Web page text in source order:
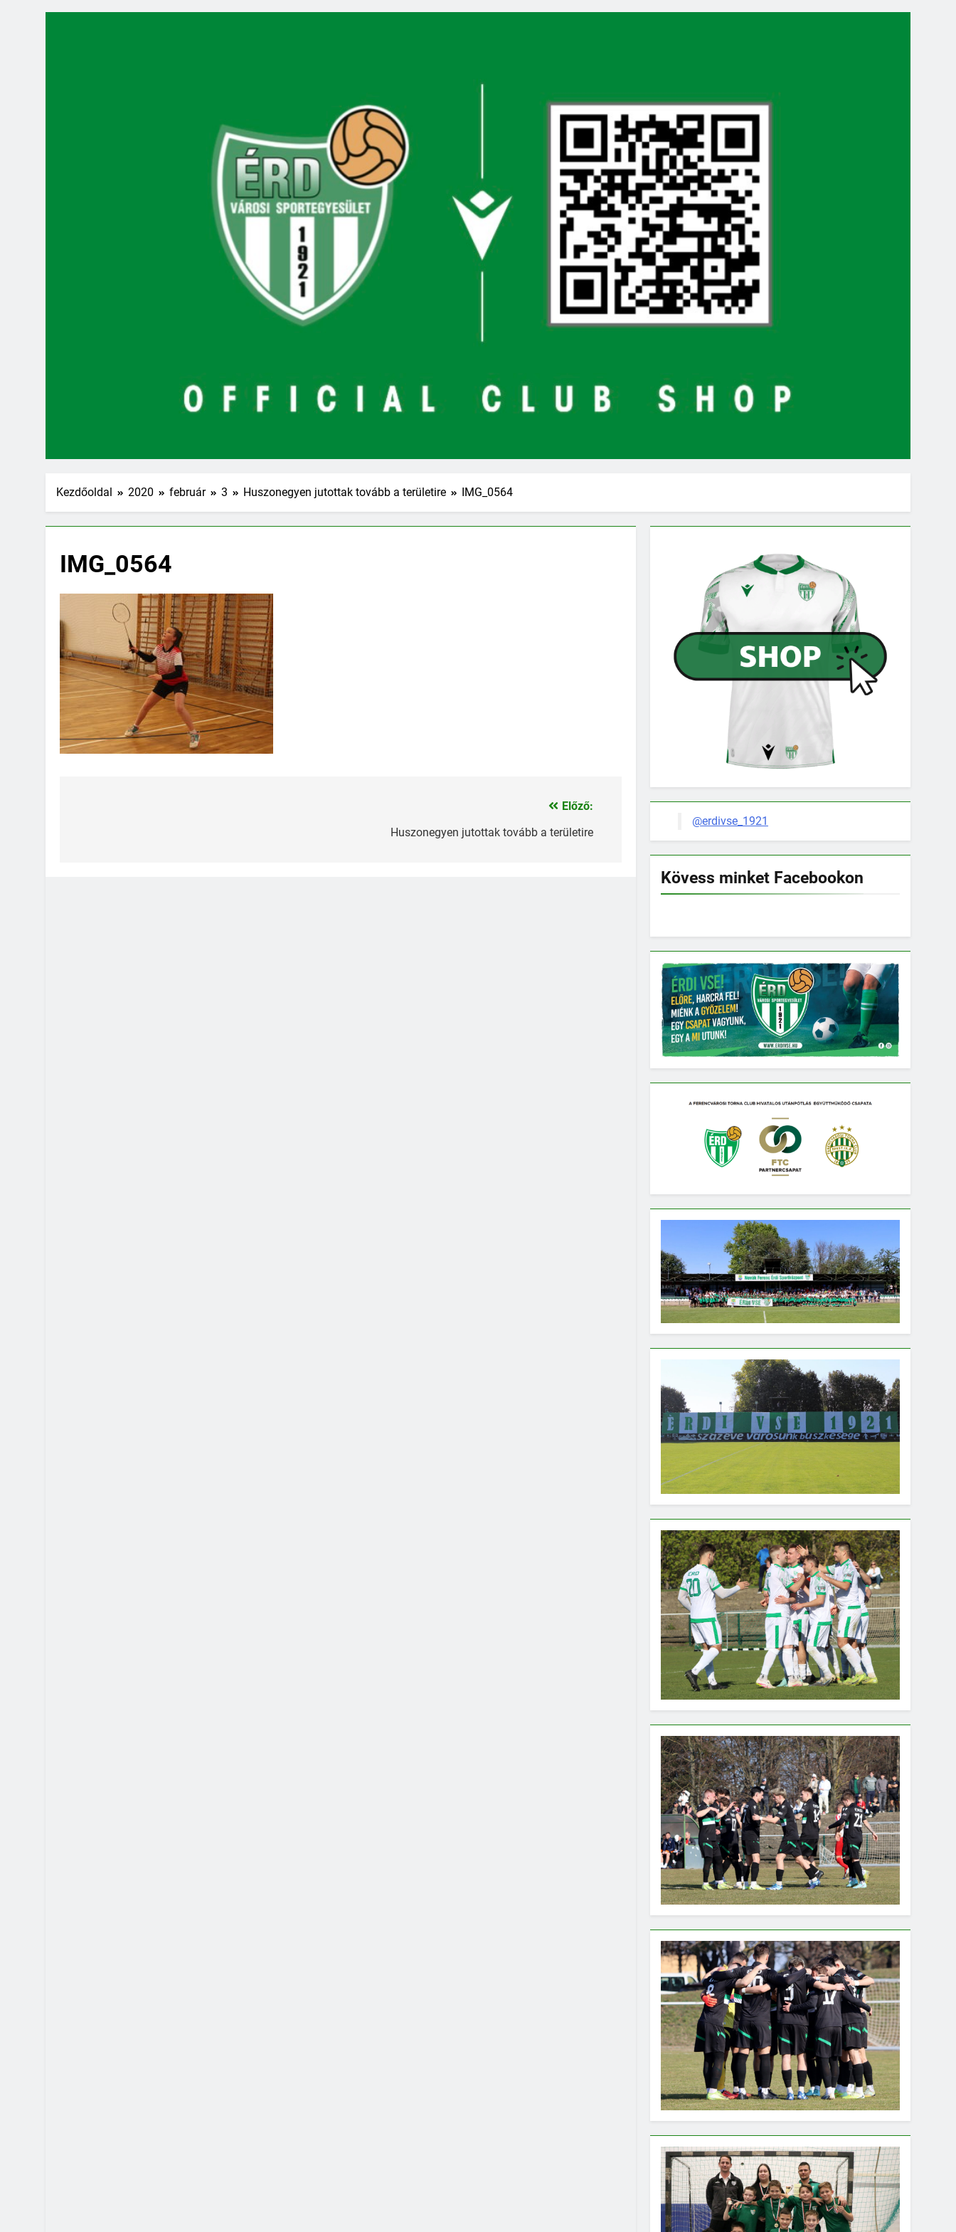
Kezdőoldal 2020 február 3 Huszonegyen jutottak tovább a területire IMG_0564
IMG_0564
Előző:
Huszonegyen jutottak tovább a területire
@erdivse_1921
Kövess minket Facebookon